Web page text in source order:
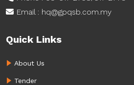
Email : hq@gpqsb.com.my
Quick Links
About Us
Tender